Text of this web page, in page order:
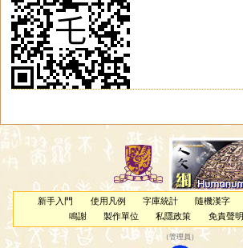
新手入門 使用凡例 字庫統計 隨機漢字
鳴謝
製作單位 私隱政策 免責聲明
（管理員 ）